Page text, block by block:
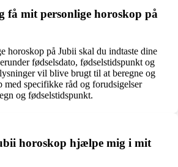
få mit personlige horoskop på
horoskop på Jubii skal du indtaste dine
fødselsdato, fødselstidspunkt og
vil blive brugt til at beregne og
med specifikke råd og forudsigelser
og fødselstidspunkt.
horoskop hjælpe mig i mit